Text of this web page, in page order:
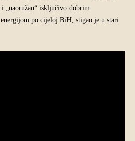
„naoružan“ isključivo dobrim
po cijeloj BiH, stigao je u stari